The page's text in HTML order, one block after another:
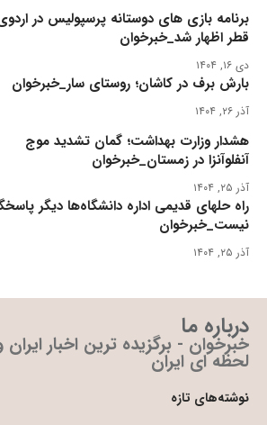
برنامه بازی های دوستانه پرسپولیس در
قطر اظهار شد_خبرخوان
دی ۱۶, ۱۴۰۴
بارش برف در کاشان؛ روستای سار_خبرخوان
آذر ۲۶, ۱۴۰۴
هشدار وزارت بهداشت؛ گمان تشدید موج
آنفلوآنزا در زمستان_خبرخوان
آذر ۲۵, ۱۴۰۴
راه حلهای قدیمی اداره دانشگاه‌ها دیگر
نیست_خبرخوان
آذر ۲۵, ۱۴۰۴
درباره ما
خبرخوان - برگزیده ترین اخبار
لحظه ای ایران
نوشته‌های تازه